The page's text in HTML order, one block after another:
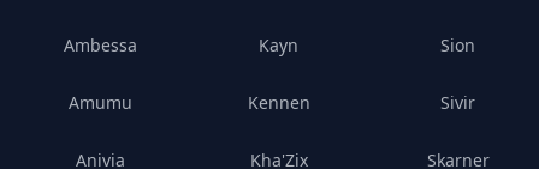
Ambessa
Amumu
Anivia
Kayn
Kennen
Kha'Zix
Sion
Sivir
Skarner